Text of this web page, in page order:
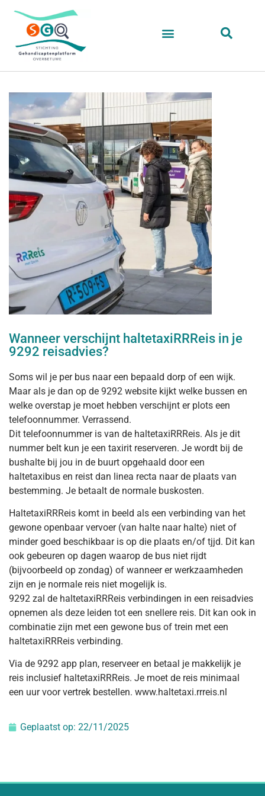
Wanneer verschijnt haltetaxiRRReis in je
9292 reisadvies?
Soms wil je per bus naar een bepaald dorp of een wijk.
Maar als je dan op de 9292 website kijkt welke bussen en
welke overstap je moet hebben verschijnt er plots een
telefoonnummer. Verrassend.
Dit telefoonnummer is van de haltetaxiRRReis. Als je dit
nummer belt kun je een taxirit reserveren. Je wordt bij de
bushalte bij jou in de buurt opgehaald door een
haltetaxibus en reist dan linea recta naar de plaats van
bestemming. Je betaalt de normale buskosten.
HaltetaxiRRReis komt in beeld als een verbinding van het
gewone openbaar vervoer (van halte naar halte) niet of
minder goed beschikbaar is op die plaats en/of tjjd. Dit kan
ook gebeuren op dagen waarop de bus niet rijdt
(bijvoorbeeld op zondag) of wanneer er werkzaamheden
zijn en je normale reis niet mogelijk is.
9292 zal de haltetaxiRRReis verbindingen in een reisadvies
opnemen als deze leiden tot een snellere reis. Dit kan ook in
combinatie zijn met een gewone bus of trein met een
haltetaxiRRReis verbinding.
Via de 9292 app plan, reserveer en betaal je makkelijk je
reis inclusief haltetaxiRRReis. Je moet de reis minimaal
een uur voor vertrek bestellen. www.haltetaxi.rrreis.nl
Geplaatst op: 22/11/2025